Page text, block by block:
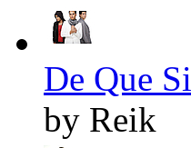
De Que
by Reik